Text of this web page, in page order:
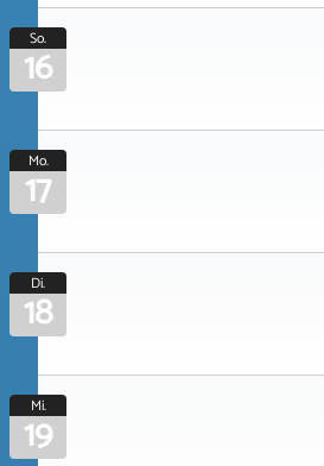
So.
16
Mo.
17
Di.
18
Mi.
19